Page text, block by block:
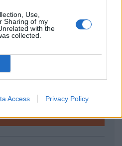
Use,
Sharing of my
with the
collected.
Access Privacy Policy
hírarchívumához
előfizetéses
tartalmazza:
2 év napon belüli